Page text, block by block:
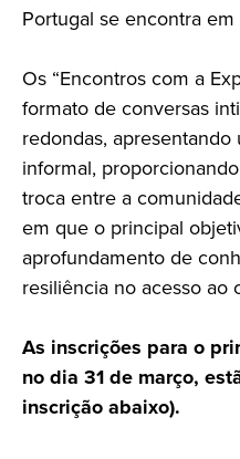
Portugal se encontra em
Os “Encontros com a
formato de conversas
redondas,
informal,
troca entre a
em que o principal
aprofundamento de
resiliência no acesso ao
As inscrições para o
no dia 31 de março,
inscrição abaixo).